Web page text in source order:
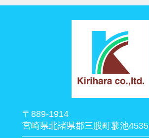
〒889-1914
宮崎県北諸県郡三股町蓼池4535